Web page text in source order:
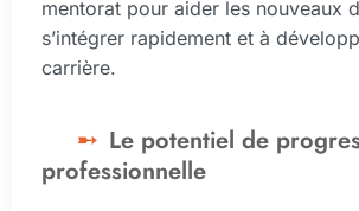
mentorat pour aider les nouveaux
s’intégrer rapidement et à
carrière.
Le potentiel de
professionnelle